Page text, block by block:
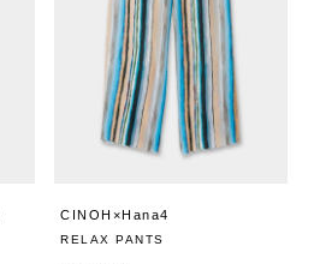
CINOH×Hana4
RELAX PANTS